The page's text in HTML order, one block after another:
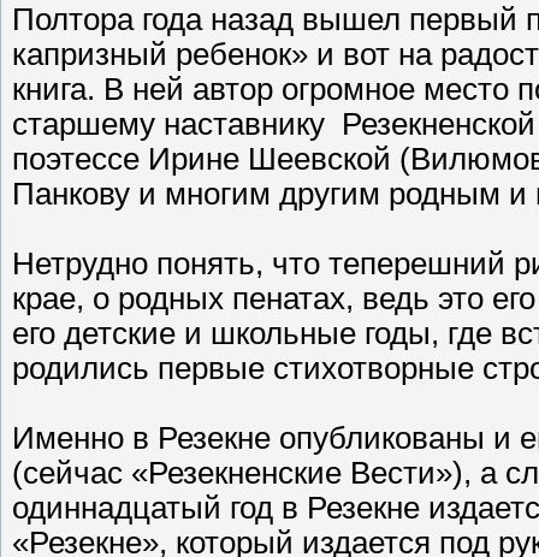
Полтора года назад вышел первый
капризный ребенок» и вот на
книга. В ней автор огромное
старшему наставнику
поэтессе Ирине Шеевской
Панкову и многим другим родным
Нетрудно понять, что теперешний
крае, о родных пенатах, ведь это
его детские и школьные годы, где
родились первые стихотворные
Именно в Резекне опубликованы и
(сейчас «Резекненские Вести»), а
одиннадцатый год в Резекне
«Резекне», который издается под